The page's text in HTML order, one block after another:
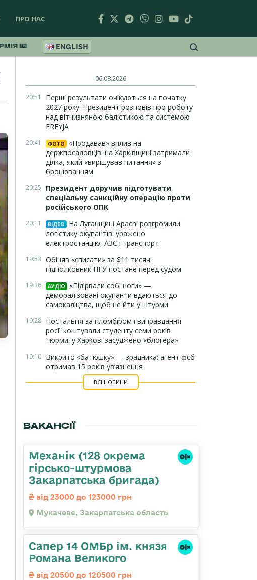
ПРО НАС
ENGLISH
06.08.2026
20:51
Перші результати очікуються на початку
2027 року: Президент розповів про роботу
над вітчизняною балістикою та системою
FREYJA
20:41 ФОТО
«Продавав» вплив на
держпосадовців: на Харківщині затримали
ділка, який «вирішував питання» з
бронюванням
20:25
Президент доручив підготувати
спеціальну санкційну операцію проти
російського ОПК
20:11 ВІДЕО
На Луганщині Apachi розгромили
логістику окупантів: уражено
електростанцію, АЗС і транспорт
19:53 Обіцяв «списати» за $11 тисяч:
підполковник НГУ постане перед судом
19:36 АУДІО
«Підірвали собі ноги» —
деморалізовані окупанти вдаються до
самокаліцтва, щоб не йти у штурми
19:28 Ностальгія за пломбіром і виправдання
росії коштували студенту семи років
тюрми: у Харкові засуджено «блогера»
19:10 Викрито «батюшку» — зрадника: агент фсб
отримав 15 років ув’язнення
ВСІ НОВИНИ
ВАКАНСІЇ
Механік (128 окрема
гірсько-штурмова
Закарпатська бригада)
від 23000 до 123000 грн
Мукачеве, Закарпатська область
Сапер 14 ОМБр ім. князя
Романа Великого
від 20500 до 120500 грн